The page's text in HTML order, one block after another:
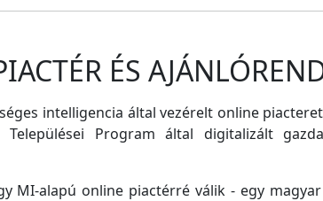
ÉS
intelligencia által vezérelt online
Program által digitalizált
MI-alapú online piactérré válik - egy magyar